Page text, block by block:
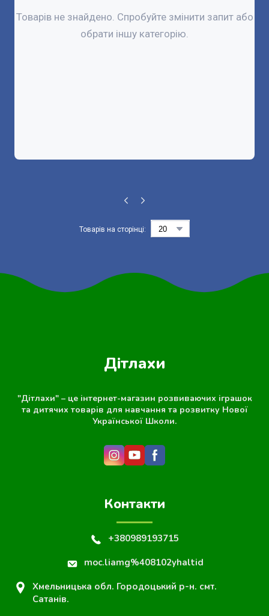
Товарів не знайдено. Спробуйте змінити запит або
обрати іншу категорію.
Товарів на сторінці:
Дітлахи
"Дітлахи" – це інтернет-магазин розвиваючих іграшок
та дитячих товарів для навчання та розвитку Нової
Української Школи.
Контакти
+380989193715
moc.liamg%408102yhaltid
Хмельницька обл. Городоцький р-н. смт.
Сатанів.